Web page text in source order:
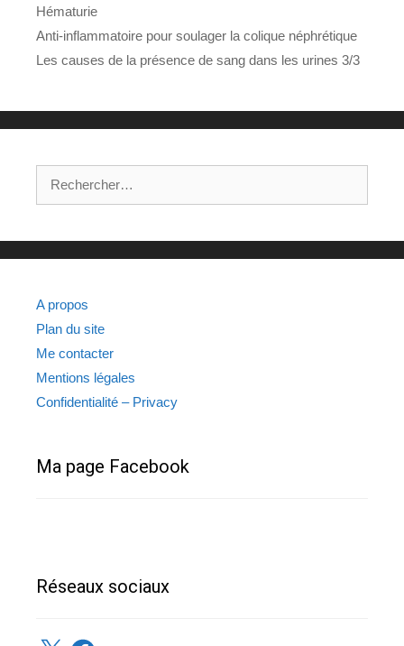
Hématurie
Anti-inflammatoire pour soulager la colique néphrétique
Les causes de la présence de sang dans les urines 3/3
A propos
Plan du site
Me contacter
Mentions légales
Confidentialité – Privacy
Ma page Facebook
Réseaux sociaux
X Facebook